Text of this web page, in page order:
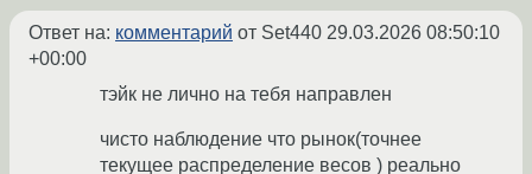
Ответ на: комментарий от Set440 29.03.2026 08:50:10
+00:00
тэйк не лично на тебя направлен
чисто наблюдение что рынок(точнее
текущее распределение весов ) реально